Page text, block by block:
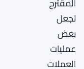
تجعل
بعض
عمليات
العملات